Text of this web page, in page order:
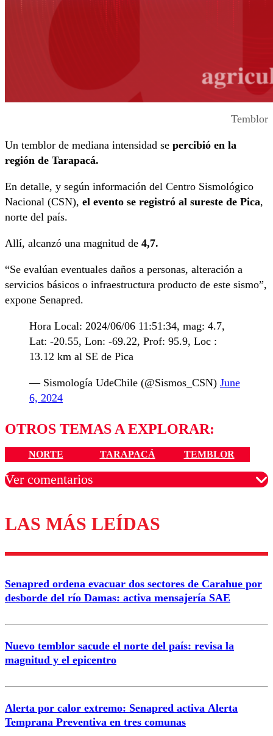
Temblor
Un temblor de mediana intensidad se percibió en la
región de Tarapacá.
En detalle, y según información del Centro Sismológico
Nacional (CSN), el evento se registró al sureste de Pica,
norte del país.
Allí, alcanzó una magnitud de 4,7.
“Se evalúan eventuales daños a personas, alteración a
servicios básicos o infraestructura producto de este sismo”,
expone Senapred.
Hora Local: 2024/06/06 11:51:34, mag: 4.7,
Lat: -20.55, Lon: -69.22, Prof: 95.9, Loc :
13.12 km al SE de Pica
— Sismología UdeChile (@Sismos_CSN) June
6, 2024
OTROS TEMAS A EXPLORAR:
NORTE TARAPACÁ TEMBLOR
Ver comentarios
Los comentarios son moderados para garantizar un
diálogo respetuoso.
Correo
LAS MÁS LEÍDAS
Senapred ordena evacuar dos sectores de Carahue por
desborde del río Damas: activa mensajería SAE
Nuevo temblor sacude el norte del país: revisa la
magnitud y el epicentro
Alerta por calor extremo: Senapred activa Alerta
Temprana Preventiva en tres comunas